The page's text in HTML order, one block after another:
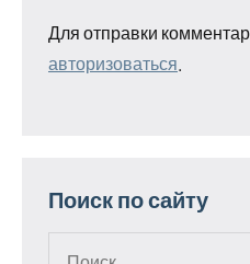
Для отправки
авторизоваться
Поиск по сайту